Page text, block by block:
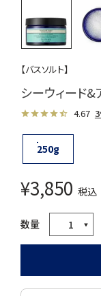
【バスソルト】
シーウィード&
4.67
250g
¥3,850 税込